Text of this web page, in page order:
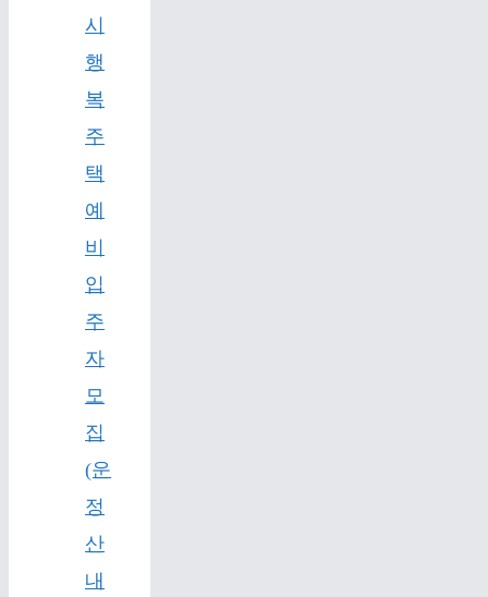
시
행
복
주
택
예
비
입
주
자
모
집
(운
정
산
내